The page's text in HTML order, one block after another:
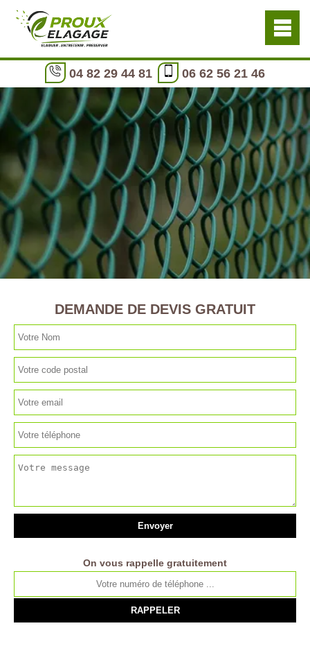
04 82 29 44 81 06 62 56 21 46
DEMANDE DE DEVIS GRATUIT
On vous rappelle gratuitement